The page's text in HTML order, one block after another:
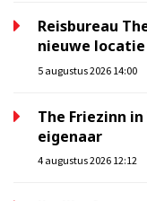
Reisbureau
nieuwe locatie
5 augustus 2026 14:00
The Friezinn
eigenaar
4 augustus 2026 12:12